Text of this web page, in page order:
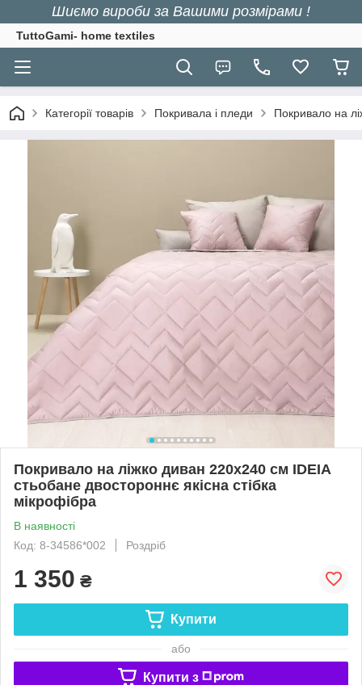
Шиємо вироби за Вашими розмірами !
TuttoGami- home textiles
Категорії товарів Покривала і пледи Покривало на
Покривало на ліжко диван 220х240 см IDEIA
стьобане двостороннє якісна стібка
мікрофібра
В наявності
Код: 8-34586*002
Роздріб
1 350 ₴
Купити
або
Купити з